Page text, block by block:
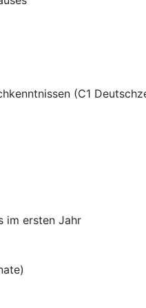
(C1
im ersten Jahr